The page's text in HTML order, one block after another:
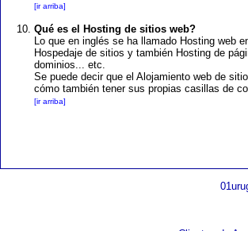
[ir arriba]
Qué es el Hosting de sitios web?
Lo que en inglés se ha llamado Hosting web
Hospedaje de sitios y también Hosting de
dominios... etc.
Se puede decir que el Alojamiento web de
cómo también tener sus propias casillas de
[ir arriba]